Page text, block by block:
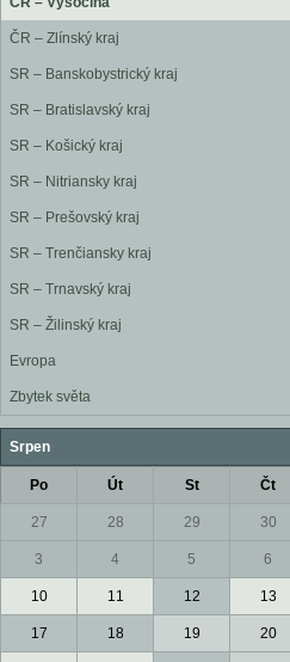
ČR – Zlínský kraj
SR – Banskobystrický kraj
SR – Bratislavský kraj
SR – Košický kraj
SR – Nitriansky kraj
SR – Prešovský kraj
SR – Trenčiansky kraj
SR – Trnavský kraj
SR – Žilinský kraj
Evropa
Zbytek světa
Srpen
Po Út St Čt
27 28 29 30
3 4 5 6
10 11 12 13
17 18 19 20